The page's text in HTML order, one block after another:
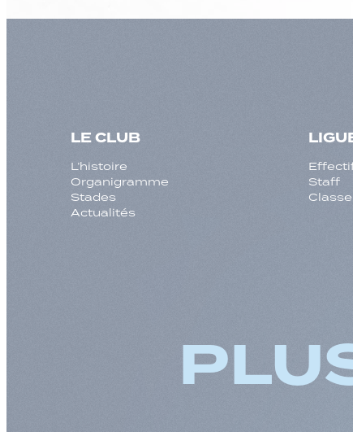
LE CLUB
L’histoire
Organigramme
Stades
Actualités
Staff